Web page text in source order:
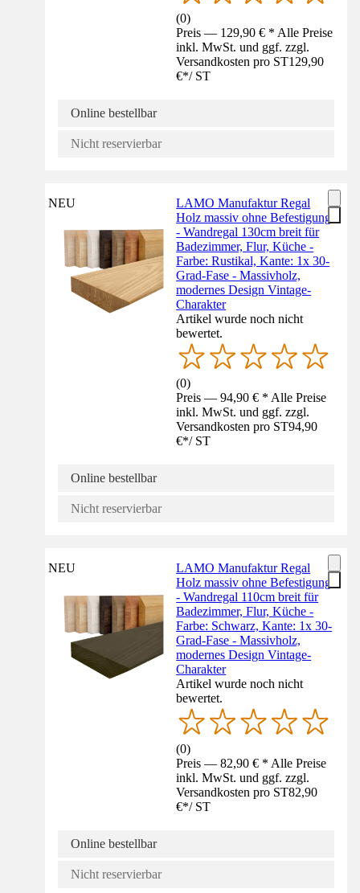
(0)
Preis — 129,90 € * Alle Preise
inkl. MwSt. und ggf. zzgl.
Versandkosten pro ST129,90
€*/ ST
Online bestellbar
Nicht reservierbar
NEU
LAMO Manufaktur Regal
Holz massiv ohne Befestigung
- Wandregal 130cm breit für
Badezimmer, Flur, Küche -
Farbe: Rustikal, Kante: 1x 30-
Grad-Fase - Massivholz,
modernes Design Vintage-
Charakter
Artikel wurde noch nicht
bewertet.
(0)
Preis — 94,90 € * Alle Preise
inkl. MwSt. und ggf. zzgl.
Versandkosten pro ST94,90
€*/ ST
Online bestellbar
Nicht reservierbar
NEU
LAMO Manufaktur Regal
Holz massiv ohne Befestigung
- Wandregal 110cm breit für
Badezimmer, Flur, Küche -
Farbe: Schwarz, Kante: 1x 30-
Grad-Fase - Massivholz,
modernes Design Vintage-
Charakter
Artikel wurde noch nicht
bewertet.
(0)
Preis — 82,90 € * Alle Preise
inkl. MwSt. und ggf. zzgl.
Versandkosten pro ST82,90
€*/ ST
Online bestellbar
Nicht reservierbar